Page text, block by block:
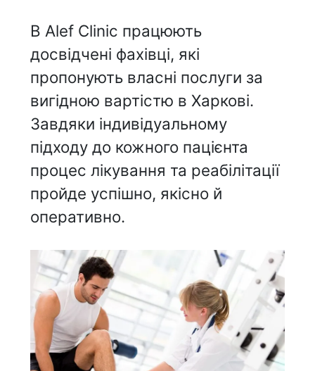
В Alef Clinic працюють
досвідчені фахівці, які
пропонують власні послуги за
вигідною вартістю в Харкові.
Завдяки індивідуальному
підходу до кожного пацієнта
процес лікування та реабілітації
пройде успішно, якісно й
оперативно.